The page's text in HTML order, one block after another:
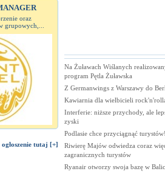
oraz
grupowych,...
tutaj [+]
Na Żuławach Wiślanych
program Pętla Żuławska
Z Germanwings z Warszawy do
Kawiarnia dla wielbicieli
Interferie: niższe przychody, ale
zyski
Podlasie chce przyciągnąć turystów!
Riwierę Majów odwiedza coraz
zagranicznych turystów
Ryanair otworzy swoja bazę w